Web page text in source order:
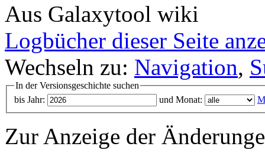
Aus Galaxytool wiki
Logbücher dieser Seite
Wechseln zu: Navigation,
In der Versionsgeschichte suchen
bis Jahr:
und Monat:
Zur Anzeige der